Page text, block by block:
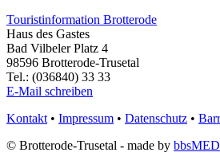
Touristinformation Brotterode
Haus des Gastes
Bad Vilbeler Platz 4
98596 Brotterode-Trusetal
Tel.: (036840) 33 33
E-Mail schreiben
Kontakt • Impressum • Datenschutz •
© Brotterode-Trusetal - made by